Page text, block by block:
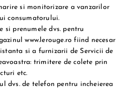
si monitorizare a vanzarilor
consumatorului.
si prenumele dvs. pentru
www.lerouge.ro fiind necesar
si a furnizarii de Servicii de
trimitere de colete prin
etc.
dvs. de telefon pentru incheierea